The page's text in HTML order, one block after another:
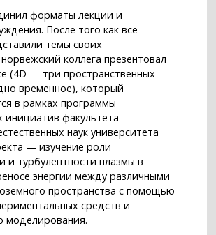
форматы лекции и
После того как все
темы своих
коллега презентовал
(4D — три пространственных
временное), который
в рамках программы
инициатив факультета
наук университета
— изучение роли
и турбулентности плазмы в
энергии между различными
пространства с помощью
средств и
моделирования.